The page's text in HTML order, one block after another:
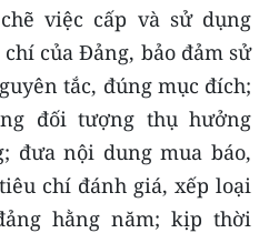
việc cấp và sử dụng
của Đảng, bảo đảm sử
tắc, đúng mục đích;
đối tượng thụ hưởng
đưa nội dung mua báo,
chí đánh giá, xếp loại
hằng năm; kịp thời